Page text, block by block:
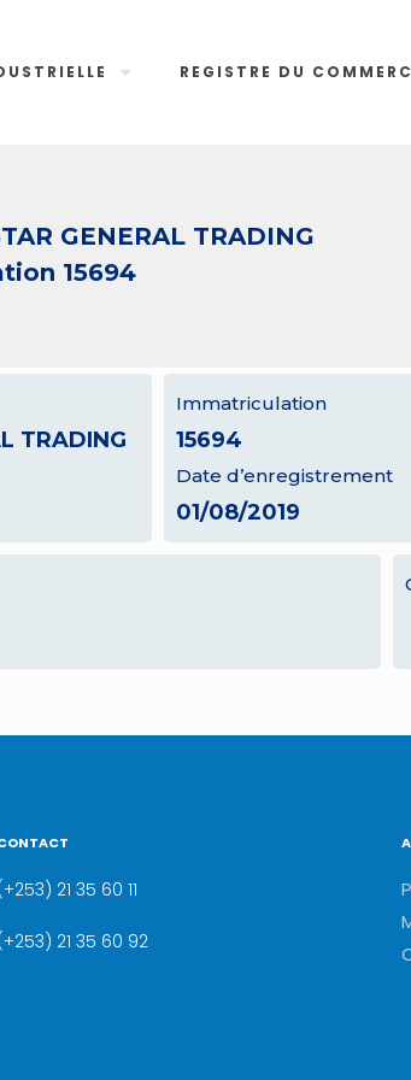
REGISTRE DU
GENERAL TRADING
15694
TRADING
Immatriculation
15694
Date d’enregistrement
01/08/2019
21 35 60 11
21 35 60 92